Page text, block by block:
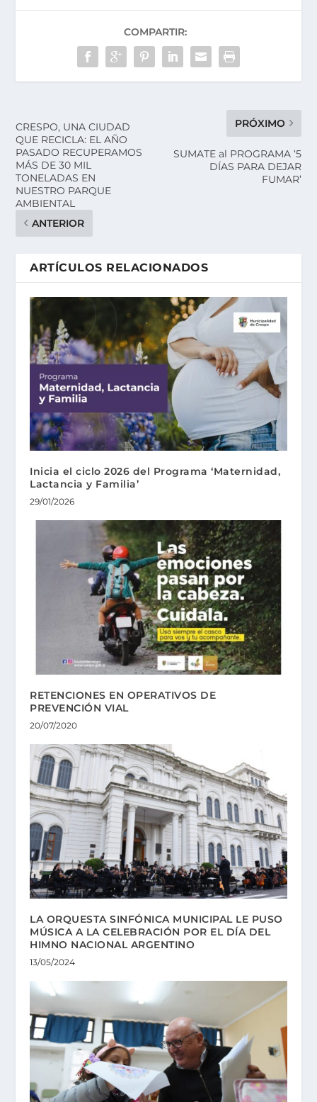
COMPARTIR:
CRESPO, UNA CIUDAD
QUE RECICLA: EL AÑO
PASADO RECUPERAMOS
MÁS DE 30 MIL
TONELADAS EN
NUESTRO PARQUE
AMBIENTAL
ANTERIOR
PRÓXIMO
SUMATE al PROGRAMA ‘5
DÍAS PARA DEJAR
FUMAR’
ARTÍCULOS RELACIONADOS
Inicia el ciclo 2026 del Programa ‘Maternidad,
Lactancia y Familia’
29/01/2026
RETENCIONES EN OPERATIVOS DE
PREVENCIÓN VIAL
20/07/2020
LA ORQUESTA SINFÓNICA MUNICIPAL LE PUSO
MÚSICA A LA CELEBRACIÓN POR EL DÍA DEL
HIMNO NACIONAL ARGENTINO
13/05/2024